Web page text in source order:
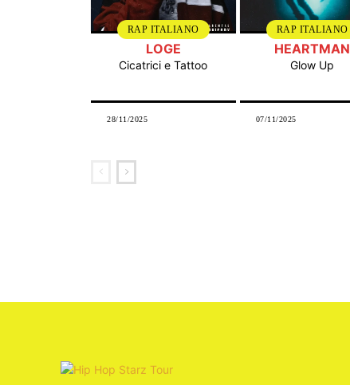
RAP ITALIANO
LOGE
Cicatrici e Tattoo
28/11/2025
RAP ITALIANO
HEARTMAN
Glow Up
07/11/2025